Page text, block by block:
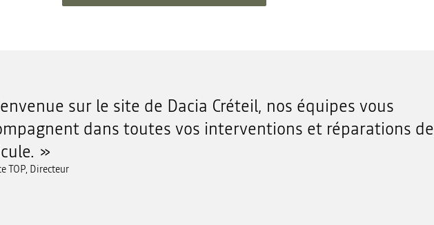
sur le site de Dacia Créteil, nos équipes vous
dans toutes vos interventions et réparations de
TOP, Directeur